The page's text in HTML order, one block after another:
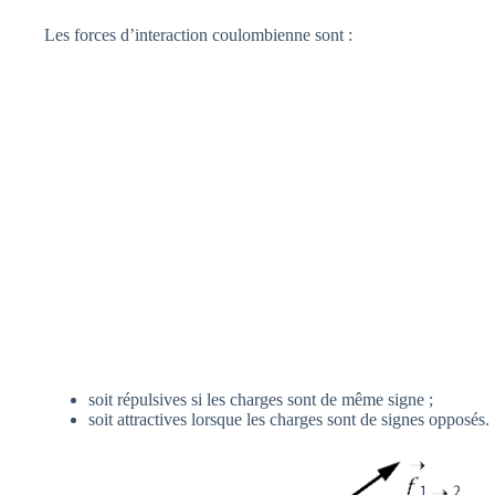
Les forces d’interaction coulombienne sont :
soit répulsives si les charges sont de même signe ;
soit attractives lorsque les charges sont de signes opposés.